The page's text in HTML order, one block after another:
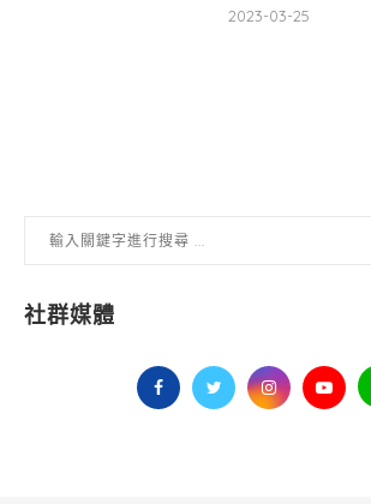
2023-03-25
社群媒體